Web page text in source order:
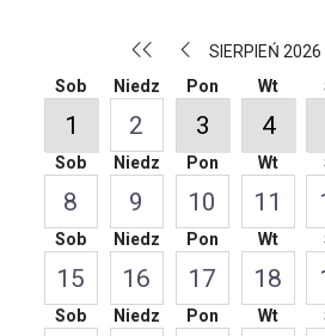
SIERPIEŃ 2026
Sob
1
Niedz
2
Pon
3
Wt
4
Sob
8
Niedz
9
Pon
10
Wt
11
Sob
15
Niedz
16
Pon
17
Wt
18
Sob Niedz Pon Wt